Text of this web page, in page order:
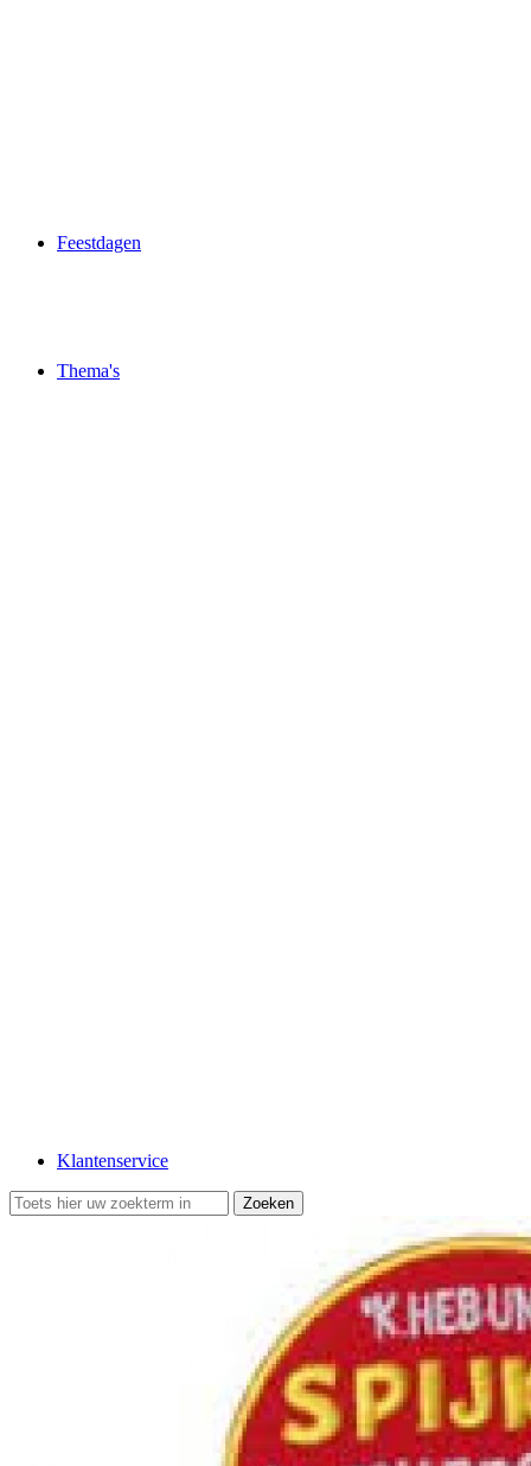
Feestdagen
Thema's
Klantenservice